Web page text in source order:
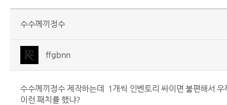
수수께끼정수
ffgbnn
수수께끼정수 제작하는데 1개씩 인벤토리 싸이면 불편해서
이런 패치를 했냐?